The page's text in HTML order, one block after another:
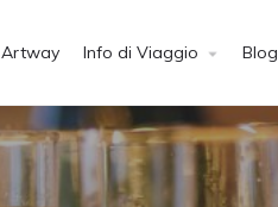
Artway Info di Viaggio Blog